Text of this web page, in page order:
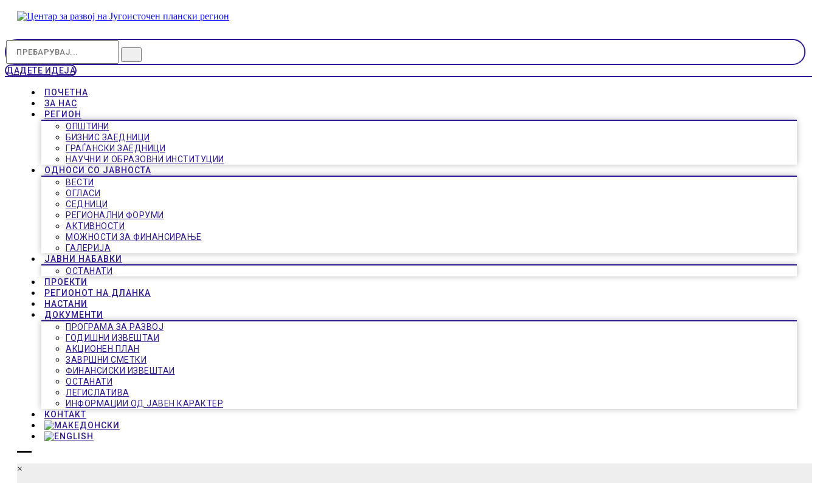
ДАДЕТЕ ИДЕЈА
ПОЧЕТНА
ЗА НАС
РЕГИОН
ОПШТИНИ
БИЗНИС ЗАЕДНИЦИ
ГРАЃАНСКИ ЗАЕДНИЦИ
НАУЧНИ И ОБРАЗОВНИ ИНСТИТУЦИИ
ОДНОСИ СО ЈАВНОСТА
ВЕСТИ
ОГЛАСИ
СЕДНИЦИ
РЕГИОНАЛНИ ФОРУМИ
АКТИВНОСТИ
МОЖНОСТИ ЗА ФИНАНСИРАЊЕ
ГАЛЕРИЈА
ЈАВНИ НАБАВКИ
ОСТАНАТИ
ПРОЕКТИ
РЕГИОНОТ НА ДЛАНКА
НАСТАНИ
ДОКУМЕНТИ
ПРОГРАМА ЗА РАЗВОЈ
ГОДИШНИ ИЗВЕШТАИ
АКЦИОНЕН ПЛАН
ЗАВРШНИ СМЕТКИ
ФИНАНСИСКИ ИЗВЕШТАИ
ОСТАНАТИ
ЛЕГИСЛАТИВА
ИНФОРМАЦИИ ОД ЈАВЕН КАРАКТЕР
КОНТАКТ
×